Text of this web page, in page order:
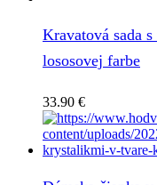
Kravatová sada
lososovej farbe
33.90 €